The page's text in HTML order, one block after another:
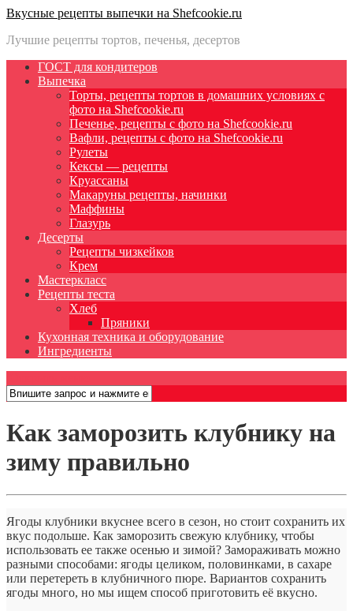
Вкусные рецепты выпечки на Shefcookie.ru
Лучшие рецепты тортов, печенья, десертов
ГОСТ для кондитеров
Выпечка
Торты, рецепты тортов в домашних условиях с
фото на Shefcookie.ru
Печенье, рецепты с фото на Shefcookie.ru
Вафли, рецепты с фото на Shefcookie.ru
Рулеты
Кексы — рецепты
Круассаны
Макаруны рецепты, начинки
Маффины
Глазурь
Десерты
Рецепты чизкейков
Крем
Мастеркласс
Рецепты теста
Хлеб
Пряники
Кухонная техника и оборудование
Ингредиенты
Как заморозить клубнику на
зиму правильно
Ягоды клубники вкуснее всего в сезон, но стоит сохранить их
вкус подольше. Как заморозить свежую клубнику, чтобы
использовать ее также осенью и зимой? Замораживать можно
разными способами: ягоды целиком, половинками, в сахаре
или перетереть в клубничного пюре. Вариантов сохранить
ягоды много, но мы ищем способ приготовить её вкусно.